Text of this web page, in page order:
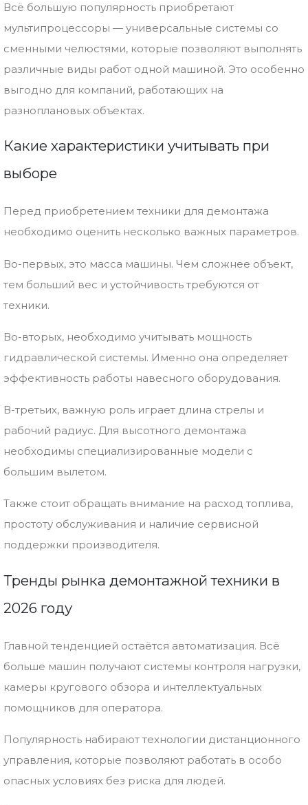
Всё большую популярность приобретают
мультипроцессоры — универсальные системы со
сменными челюстями, которые позволяют выполнять
различные виды работ одной машиной. Это особенно
выгодно для компаний, работающих на
разноплановых объектах.
Какие характеристики учитывать при
выборе
Перед приобретением техники для демонтажа
необходимо оценить несколько важных параметров.
Во-первых, это масса машины. Чем сложнее объект,
тем больший вес и устойчивость требуются от
техники.
Во-вторых, необходимо учитывать мощность
гидравлической системы. Именно она определяет
эффективность работы навесного оборудования.
В-третьих, важную роль играет длина стрелы и
рабочий радиус. Для высотного демонтажа
необходимы специализированные модели с
большим вылетом.
Также стоит обращать внимание на расход топлива,
простоту обслуживания и наличие сервисной
поддержки производителя.
Тренды рынка демонтажной техники в
2026 году
Главной тенденцией остаётся автоматизация. Всё
больше машин получают системы контроля нагрузки,
камеры кругового обзора и интеллектуальных
помощников для оператора.
Популярность набирают технологии дистанционного
управления, которые позволяют работать в особо
опасных условиях без риска для людей.